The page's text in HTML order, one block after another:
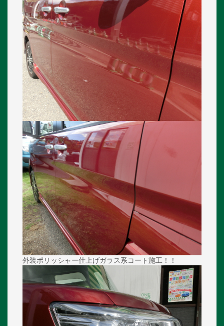
外装ポリッシャー仕上げガラス系コート施工！！